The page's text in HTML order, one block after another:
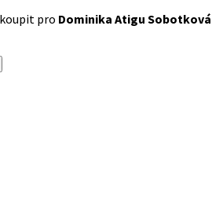
pro Dominika Atigu Sobotková